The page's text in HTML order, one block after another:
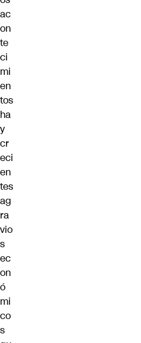
ac
on
te
ci
mi
en
tos
ha
y
cr
eci
en
tes
ag
ra
vio
s
ec
on
ó
mi
co
s